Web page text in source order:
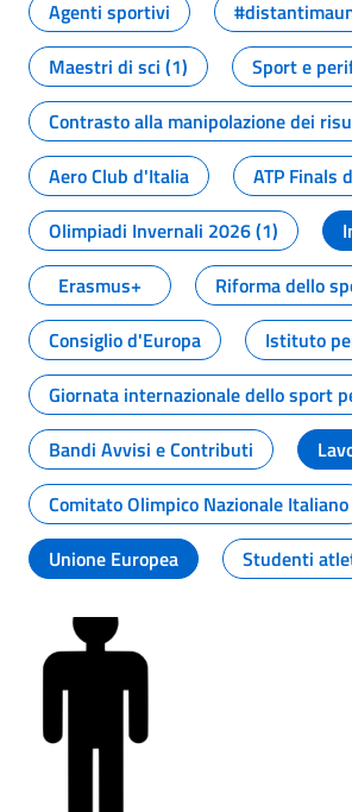
Agenti sportivi
Maestri di sci (1)
Sport e
Contrasto alla manipolazione dei
Aero Club d'Italia
ATP Finals
Olimpiadi Invernali 2026 (1)
Erasmus+
Riforma dello
Consiglio d'Europa
Istituto
Giornata internazionale dello sport
Bandi Avvisi e Contributi
Comitato Olimpico Nazionale Italiano
Unione Europea
Studenti